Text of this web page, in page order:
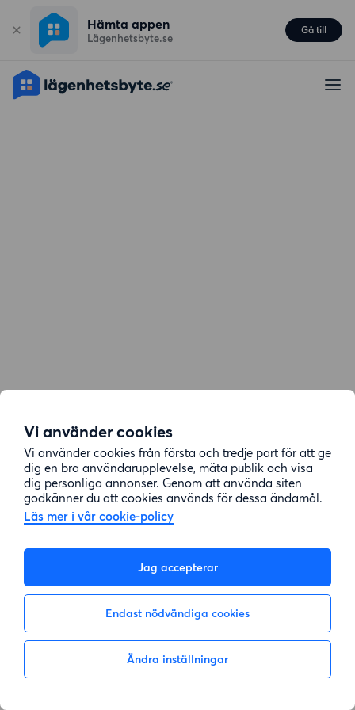
Vi använder cookies
Vi använder cookies från första och tredje part för att ge
dig en bra användarupplevelse, mäta publik och visa
dig personliga annonser. Genom att använda siten
godkänner du att cookies används för dessa ändamål.
Läs mer i vår cookie-policy
Jag accepterar
Endast nödvändiga cookies
Ändra inställningar
Hämta appen
Lägenhetsbyte.se
Gå till